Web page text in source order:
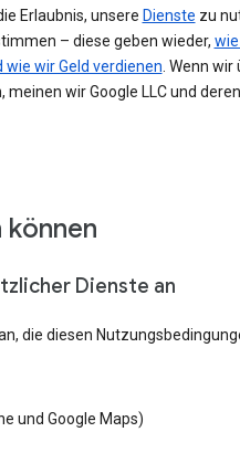
Erlaubnis, unsere Dienste zu
– diese geben wieder,
wir Geld verdienen . Wenn wir
wir Google LLC und deren
können
Dienste an
die diesen
und Google Maps)